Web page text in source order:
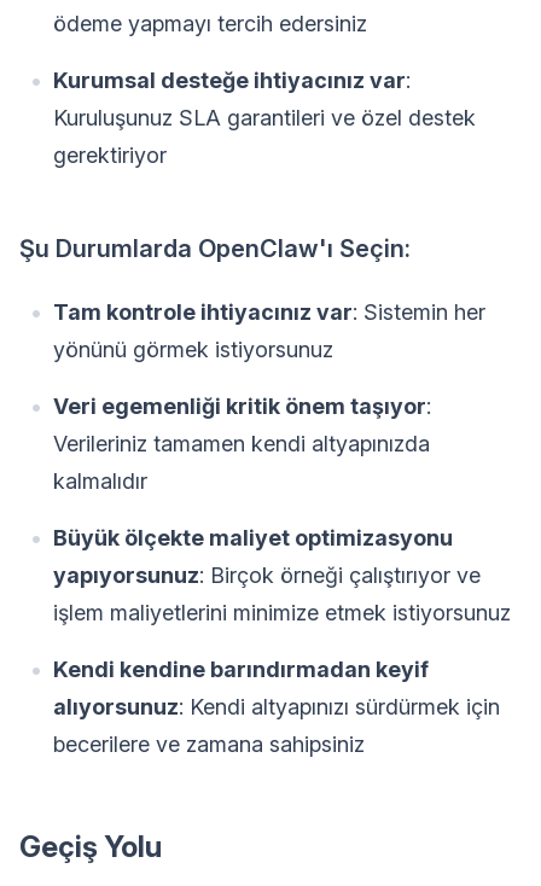
ödeme yapmayı tercih edersiniz
Kurumsal desteğe ihtiyacınız var:
Kuruluşunuz SLA garantileri ve özel destek
gerektiriyor
Şu Durumlarda OpenClaw'ı Seçin:
Tam kontrole ihtiyacınız var: Sistemin her
yönünü görmek istiyorsunuz
Veri egemenliği kritik önem taşıyor:
Verileriniz tamamen kendi altyapınızda
kalmalıdır
Büyük ölçekte maliyet optimizasyonu
yapıyorsunuz: Birçok örneği çalıştırıyor ve
işlem maliyetlerini minimize etmek istiyorsunuz
Kendi kendine barındırmadan keyif
alıyorsunuz: Kendi altyapınızı sürdürmek için
becerilere ve zamana sahipsiniz
Geçiş Yolu